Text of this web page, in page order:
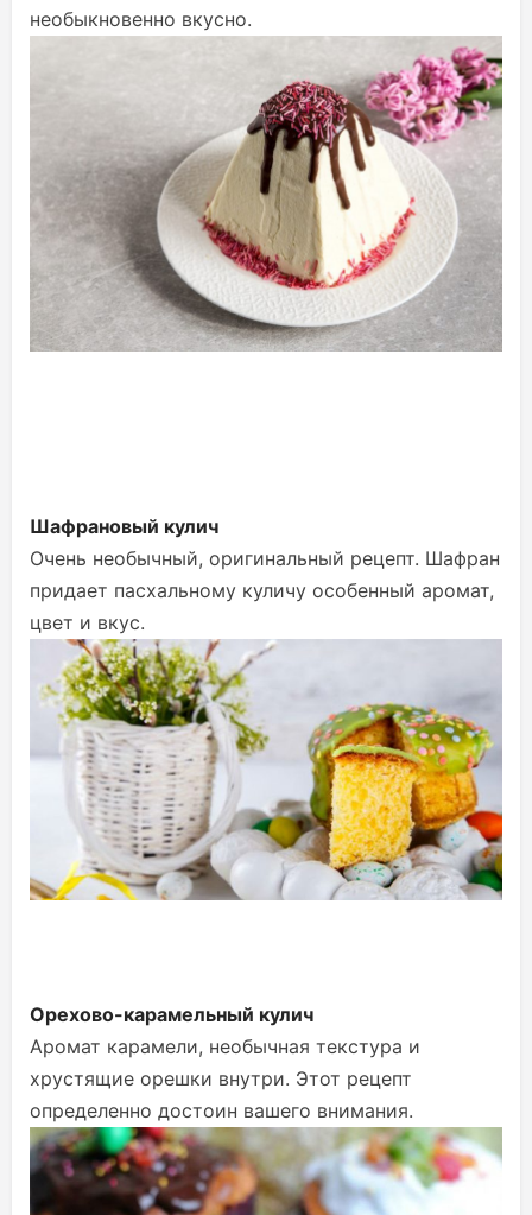
необыкновенно вкусно.
Шафрановый кулич
Очень необычный, оригинальный рецепт. Шафран
придает пасхальному куличу особенный аромат,
цвет и вкус.
Орехово-карамельный кулич
Аромат карамели, необычная текстура и
хрустящие орешки внутри. Этот рецепт
определенно достоин вашего внимания.